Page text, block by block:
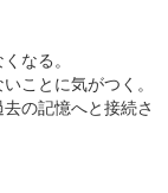
なる。
ことに気がつく。
の記憶へと接続さ